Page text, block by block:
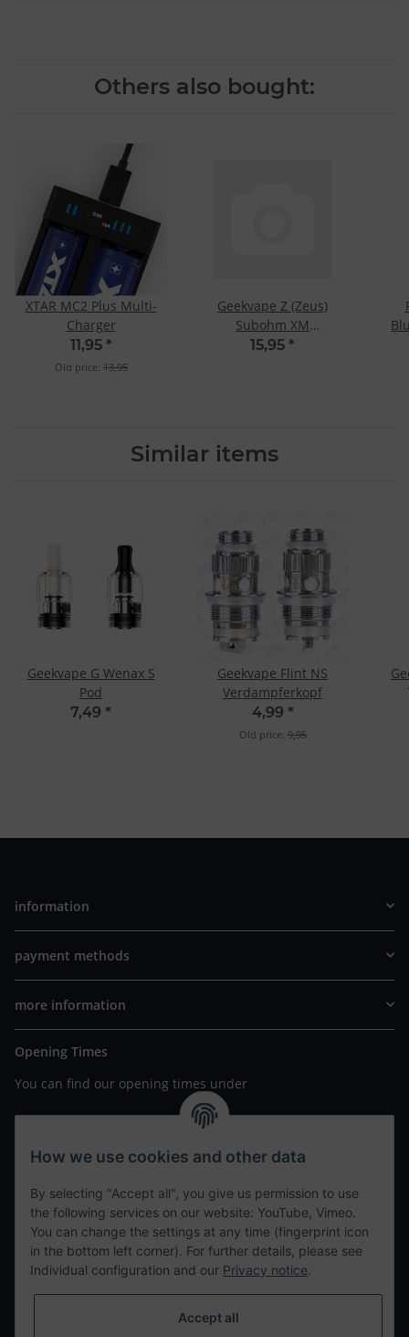
Others also bought:
XTAR MC2 Plus Multi-
Charger
11,95 *
Old price: 13,95
Geekvape Z (Zeus)
Subohm XM
Verdampferkopf (5 Stk.)
15,95 *
Similar items
Geekvape G Wenax S
Pod
7,49 *
Geekvape Flint NS
Verdampferkopf
4,99 *
Old price: 9,95
information
payment methods
more information
Opening Times
You can find our opening times under
https://www.wannavapor.de/Filialen
your personal site
contact details
tweet
teilen
How we use cookies and other data
By selecting "Accept all", you give us permission to use
the following services on our website: YouTube, Vimeo.
You can change the settings at any time (fingerprint icon
in the bottom left corner). For further details, please see
Individual configuration and our Privacy notice.
Accept all